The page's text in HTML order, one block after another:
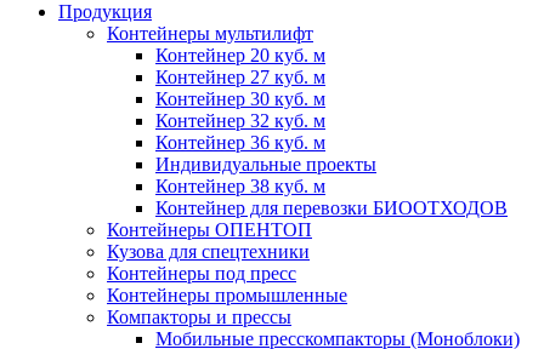
Продукция
Контейнеры мультилифт
Контейнер 20 куб. м
Контейнер 27 куб. м
Контейнер 30 куб. м
Контейнер 32 куб. м
Контейнер 36 куб. м
Индивидуальные проекты
Контейнер 38 куб. м
Контейнер для перевозки БИООТХОДОВ
Контейнеры ОПЕНТОП
Кузова для спецтехники
Контейнеры под пресс
Контейнеры промышленные
Компакторы и прессы
Мобильные пресскомпакторы (Моноблоки)